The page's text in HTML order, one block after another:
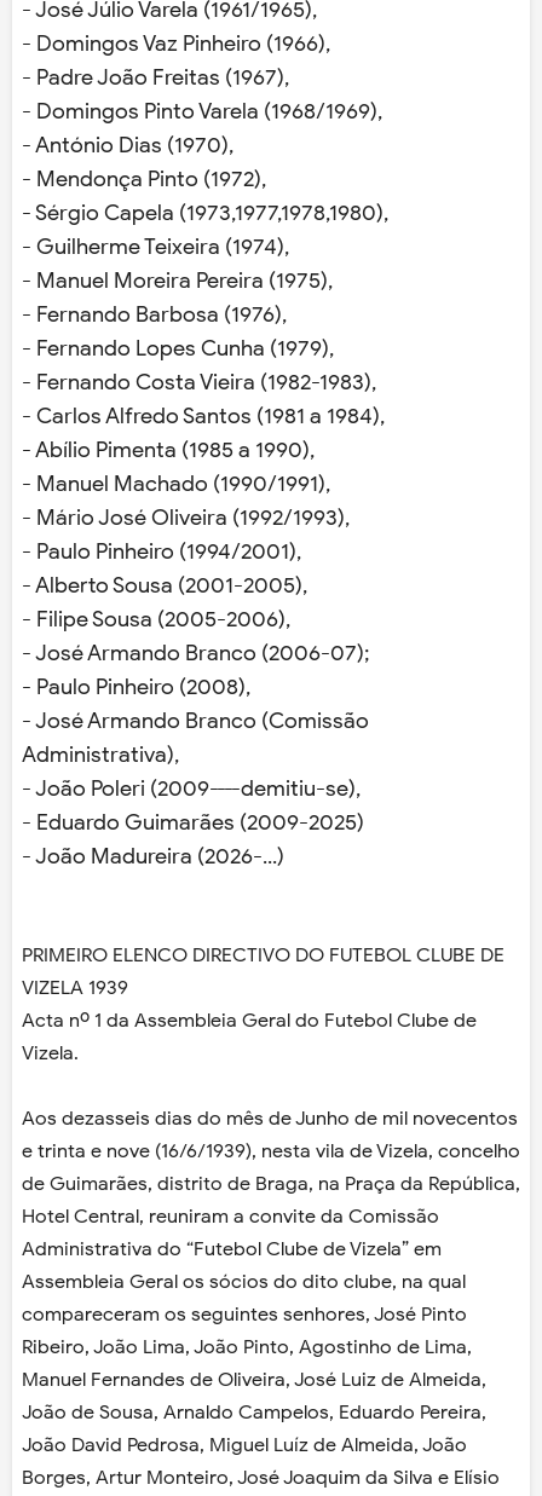
- José Júlio Varela (1961/1965),
- Domingos Vaz Pinheiro (1966),
- Padre João Freitas (1967),
- Domingos Pinto Varela (1968/1969),
- António Dias (1970),
- Mendonça Pinto (1972),
- Sérgio Capela (1973,1977,1978,1980),
- Guilherme Teixeira (1974),
- Manuel Moreira Pereira (1975),
- Fernando Barbosa (1976),
- Fernando Lopes Cunha (1979),
- Fernando Costa Vieira (1982-1983),
- Carlos Alfredo Santos (1981 a 1984),
- Abílio Pimenta (1985 a 1990),
- Manuel Machado (1990/1991),
- Mário José Oliveira (1992/1993),
- Paulo Pinheiro (1994/2001),
- Alberto Sousa (2001-2005),
- Filipe Sousa (2005-2006),
- José Armando Branco (2006-07);
- Paulo Pinheiro (2008),
- José Armando Branco (Comissão
Administrativa),
- João Poleri (2009----demitiu-se),
- Eduardo Guimarães (2009-2025)
- João Madureira (2026-...)
PRIMEIRO ELENCO DIRECTIVO DO FUTEBOL CLUBE DE
VIZELA 1939
Acta nº 1 da Assembleia Geral do Futebol Clube de
Vizela.
Aos dezasseis dias do mês de Junho de mil novecentos
e trinta e nove (16/6/1939), nesta vila de Vizela, concelho
de Guimarães, distrito de Braga, na Praça da República,
Hotel Central, reuniram a convite da Comissão
Administrativa do “Futebol Clube de Vizela” em
Assembleia Geral os sócios do dito clube, na qual
compareceram os seguintes senhores, José Pinto
Ribeiro, João Lima, João Pinto, Agostinho de Lima,
Manuel Fernandes de Oliveira, José Luiz de Almeida,
João de Sousa, Arnaldo Campelos, Eduardo Pereira,
João David Pedrosa, Miguel Luíz de Almeida, João
Borges, Artur Monteiro, José Joaquim da Silva e Elísio